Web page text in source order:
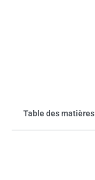
Table des matières